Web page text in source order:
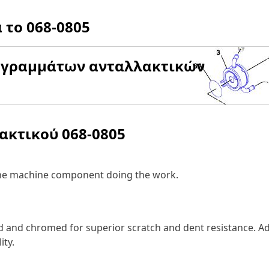
το 068-0805
ανταλλακτικών
068-0805
machine component doing the work.
chromed for superior scratch and dent resistance.